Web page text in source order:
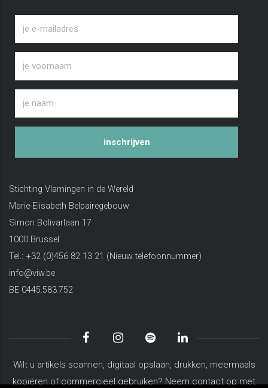
inschrijven
Stichting Vlamingen in de Wereld
Marie-Elisabeth Belpairegebouw
Simon Bolivarlaan 17
1000 Brussel
Tel.: +32 (0)456 82 13 21 (Nieuw telefoonnummer)
info@viw.be
BE 0445.583.752
Wilt u artikels scannen, digitaal opslaan, drukken, meermaals
kopiëren of commercieel gebruiken? Neem contact op met